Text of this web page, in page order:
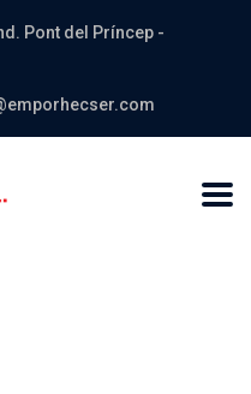
Pont del Príncep -